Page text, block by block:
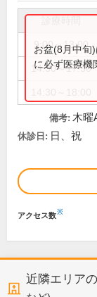
9:00～13:00
14:30～17:30
お盆(8月中旬
に必ず医療機
備考: 木曜
休診日: 日、祝
アクセス数※
近隣エリア